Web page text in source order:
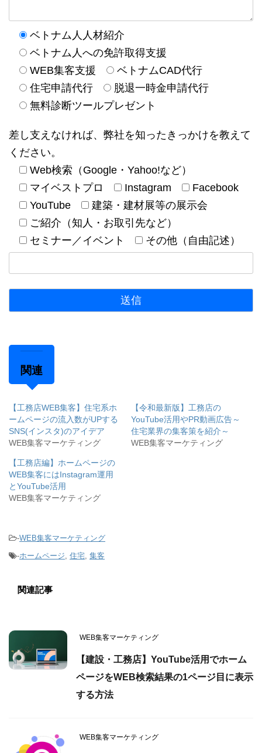
ベトナム人人材紹介
ベトナム人への免許取得支援
WEB集客支援
ベトナムCAD代行
住宅申請代行
脱退一時金申請代行
無料診断ツールプレゼント
差し支えなければ、弊社を知ったきっかけを教えて
ください。
Web検索（Google・Yahoo!など）
マイベストプロ
Instagram
Facebook
YouTube
建築・建材展等の展示会
ご紹介（知人・お取引先など）
セミナー／イベント
その他（自由記述）
関連
【工務店WEB集客】住宅系ホ
ームページの流入数がUPする
SNS(インスタ)のアイデア
WEB集客マーケティング
【令和最新版】工務店の
YouTube活用やPR動画広告～
住宅業界の集客策を紹介～
WEB集客マーケティング
【工務店編】ホームページの
WEB集客にはInstagram運用
とYouTube活用
WEB集客マーケティング
-WEB集客マーケティング
-ホームページ, 住宅, 集客
関連記事
WEB集客マーケティング
【建設・工務店】YouTube活用でホーム
ページをWEB検索結果の1ページ目に表示
する方法
WEB集客マーケティング